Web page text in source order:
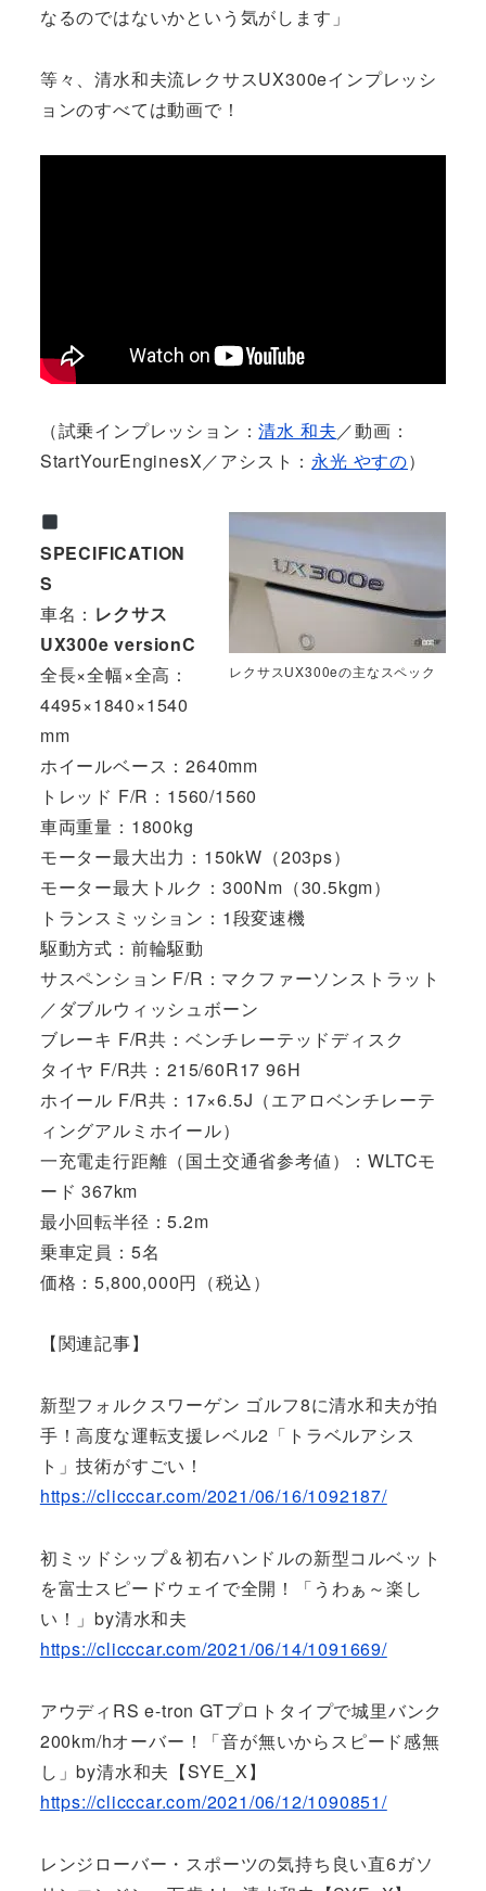
なるのではないかという気がします」
等々、清水和夫流レクサスUX300eインプレッシ
ョンのすべては動画で！
（試乗インプレッション：清水 和夫／動画：
StartYourEnginesX／アシスト： 永光 やすの）
レクサスUX300eの主なスペック
SPECIFICATION
S
車名： レクサス
UX300e versionC
全長×全幅×全高：
4495×1840×1540
mm
ホイールベース：2640mm
トレッド F/R：1560/1560
車両重量：1800kg
モーター最大出力：150kW（203ps）
モーター最大トルク：300Nm（30.5kgm）
トランスミッション：1段変速機
駆動方式：前輪駆動
サスペンション F/R：マクファーソンストラット
／ダブルウィッシュボーン
ブレーキ F/R共：ベンチレーテッドディスク
タイヤ F/R共：215/60R17 96H
ホイール F/R共：17×6.5J（エアロベンチレーテ
ィングアルミホイール）
一充電走行距離（国土交通省参考値）：WLTCモ
ード 367km
最小回転半径：5.2m
乗車定員：5名
価格：5,800,000円（税込）
【関連記事】
新型フォルクスワーゲン ゴルフ8に清水和夫が拍
手！高度な運転支援レベル2「トラベルアシス
ト」技術がすごい！
https://clicccar.com/2021/06/16/1092187/
初ミッドシップ＆初右ハンドルの新型コルベット
を富士スピードウェイで全開！「うわぁ～楽し
い！」by清水和夫
https://clicccar.com/2021/06/14/1091669/
アウディRS e-tron GTプロトタイプで城里バンク
200km/hオーバー！「音が無いからスピード感無
し」by清水和夫【SYE_X】
https://clicccar.com/2021/06/12/1090851/
レンジローバー・スポーツの気持ち良い直6ガソ